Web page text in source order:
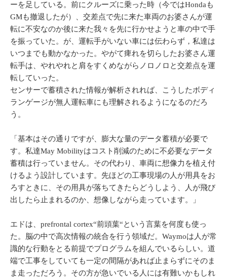
ーを足している。前にクルーズに乗った時（今ではHondaも
GMも撤退したが）、交差点で先に来た車両のお婆さんが運
転に不安なのか後に来た我々を先に行かせようと車の中で手
を振っていた。が、運転手がいない車には伝わらず，私達は
いつまでも動かなかった。やがて痺れを切らしたお婆さん運
転手は、やれやれと肩をすくめながらノロノロと交差点を運
転していった。
センサーで蓄積された情報が解析されれば、こうしたボディ
ランゲージが無人運転車にも理解されるようになるのだろ
う。
「基本はその通りですが、膨大な量のデータ蓄積が必要で
す。私達May Mobilityはコスト削減のために不必要なデータ
蓄積は行っていません。その代わり、車両に想像力を植え付
けるよう設計しています。先ほどの工事現場の人が用具をお
ろすときに、その用具が落ちてきたらどうしよう、人が飛び
出したら止まれるのか、想像しながら走っています。」
エドは、prefrontal cortex“前頭葉“という言葉を何度も使っ
た。脳の中で高次情報の統合を行う領域だ。Waymoは人が常
識的な行動をとる前提でプログラムを組んでいるらしい。道
端で工事をしていても一定の間隔があれば止まらずにそのま
ま走っただろう。その方が急いでいる人には有難いかもしれ